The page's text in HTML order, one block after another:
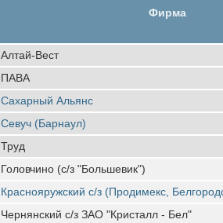
Фирма
Алтай-Вест
ПАВА
Сахарный Альянс
Севуч (Барнаул)
Труд
Головчино (с/з "Большевик")
Краснояружский с/з (Продимекс,
Чернянский с/з ЗАО "Кристалл - Бел"